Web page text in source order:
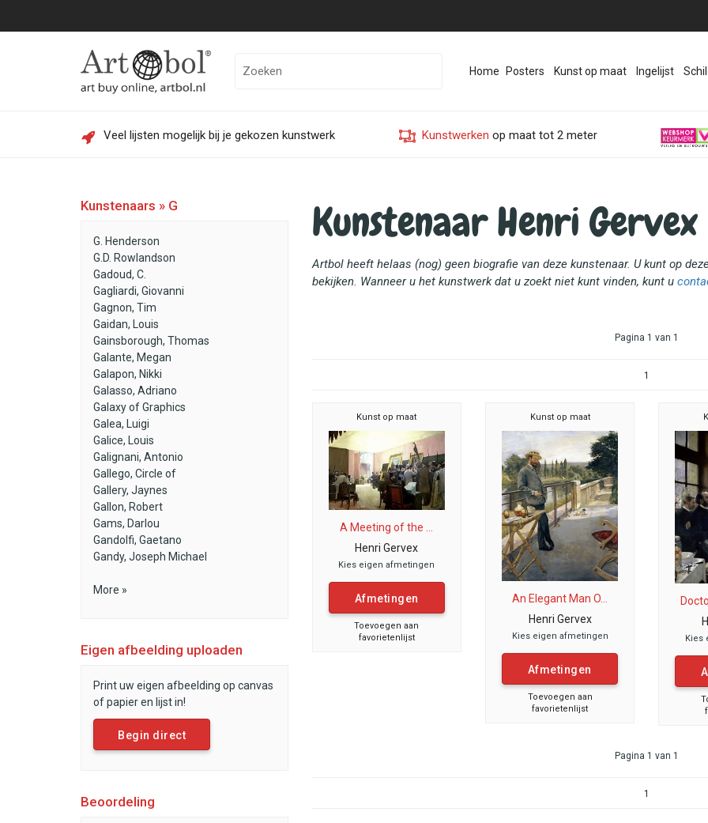
Home Posters Kunst op maat Ingelijst
Veel lijsten mogelijk bij je gekozen kunstwerk Kunstwerken op maat tot 2 meter
Kunstenaars » G
G. Henderson
G.D. Rowlandson
Gadoud, C.
Gagliardi, Giovanni
Gagnon, Tim
Gaidan, Louis
Gainsborough, Thomas
Galante, Megan
Galapon, Nikki
Galasso, Adriano
Galaxy of Graphics
Galea, Luigi
Galice, Louis
Galignani, Antonio
Gallego, Circle of
Gallery, Jaynes
Gallon, Robert
Gams, Darlou
Gandolfi, Gaetano
Gandy, Joseph Michael
More »
Eigen afbeelding uploaden
Print uw eigen afbeelding op canvas
of papier en lijst in!
Begin direct
Beoordeling
Kunstenaar Henri Gervex
Artbol heeft helaas (nog) geen biografie van deze kunstenaar. U kunt op
bekijken. Wanneer u het kunstwerk dat u zoekt niet kunt vinden, kunt u
Pagina 1 van 1
1
Kunst op maat
A Meeting of the ...
Henri Gervex
Kies eigen afmetingen
Afmetingen
Toevoegen aan
favorietenlijst
Kunst op maat
An Elegant Man O...
Henri Gervex
Kies eigen afmetingen
Afmetingen
Toevoegen aan
favorietenlijst
Kies
Pagina 1 van 1
1